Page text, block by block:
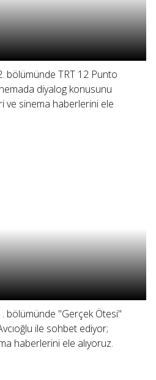
bölümünde TRT 12 Punto
diyalog konusunu
ve sinema haberlerini ele
bölümünde "Gerçek Ötesi"
ile sohbet ediyor;
haberlerini ele alıyoruz.